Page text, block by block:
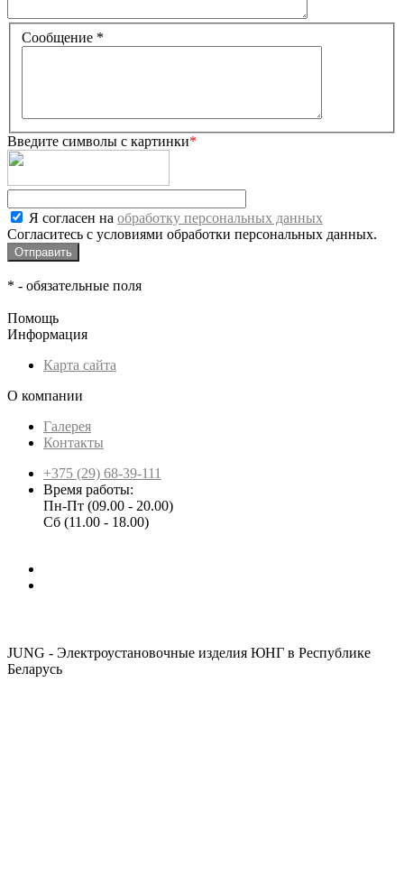
Сообщение *
Введите символы с картинки*
Я согласен на обработку персональных данных
Согласитесь с условиями обработки персональных данных.
* - обязательные поля
Помощь
Информация
Карта сайта
О компании
Галерея
Контакты
+375 (29) 68-39-111
Время работы:
Пн-Пт (09.00 - 20.00)
Сб (11.00 - 18.00)
JUNG - Электроустановочные изделия ЮНГ в Республике
Беларусь